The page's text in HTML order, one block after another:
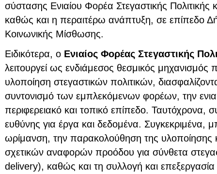
σύστασης Ενιαίου Φορέα Στεγαστικής
καθώς και η περαιτέρω ανάπτυξη, σε επίπεδο
Κοινωνικής Μίσθωσης.
Ειδικότερα, ο Ενιαίος Φορέας Στεγαστικής
λειτουργεί ως ενδιάμεσος θεσμικός μηχανισμός
υλοποίηση στεγαστικών πολιτικών,
συντονισμό των εμπλεκόμενων φορέων, την
περιφερειακό και τοπικό επίπεδο. Ταυτόχρονα,
ευθύνης για έργα και δεδομένα. Συγκεκριμένα,
ωρίμανση, την παρακολούθηση της υλοποίησης
σχετικών αναφορών προόδου για σύνθετα
delivery), καθώς και τη συλλογή και